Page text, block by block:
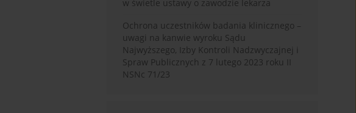
w świetle ustawy o zawodzie lekarza
Ochrona uczestników badania klinicznego –
uwagi na kanwie wyroku Sądu
Najwyższego, Izby Kontroli Nadzwyczajnej i
Spraw Publicznych z 7 lutego 2023 roku II
NSNc 71/23